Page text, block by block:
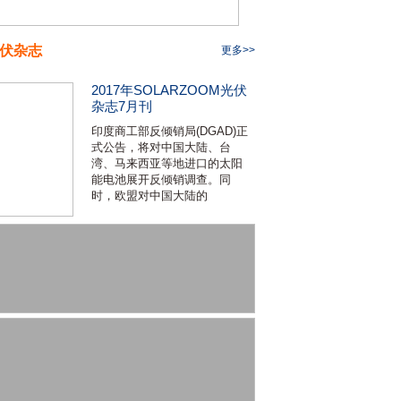
杂志 更多>>
2017年SOLARZOOM光伏
杂志7月刊
印度商工部反倾销局(DGAD)正
式公告，将对中国大陆、台
湾、马来西亚等地进口的太阳
能电池展开反倾销调查。同
时，欧盟对中国大陆的